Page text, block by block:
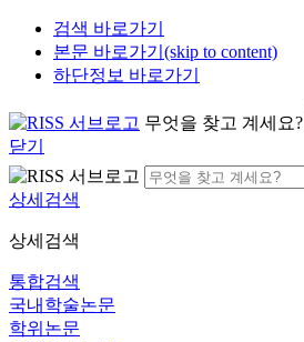
검색 바로가기
본문 바로가기(skip to content)
하단정보 바로가기
무엇을 찾고 계세요?
닫기
상세검색
상세검색
통합검색
국내학술논문
학위논문